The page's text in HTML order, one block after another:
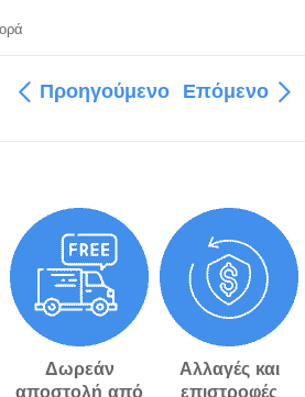
Προηγούμενο Επόμενο
Δωρεάν
αποστολή από
Αλλαγές και
επιστροφές